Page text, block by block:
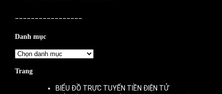
Danh mục
Danh
Trang
BIỂU ĐỒ TRỰC TUYẾN TIỀN ĐIỆN TỬ